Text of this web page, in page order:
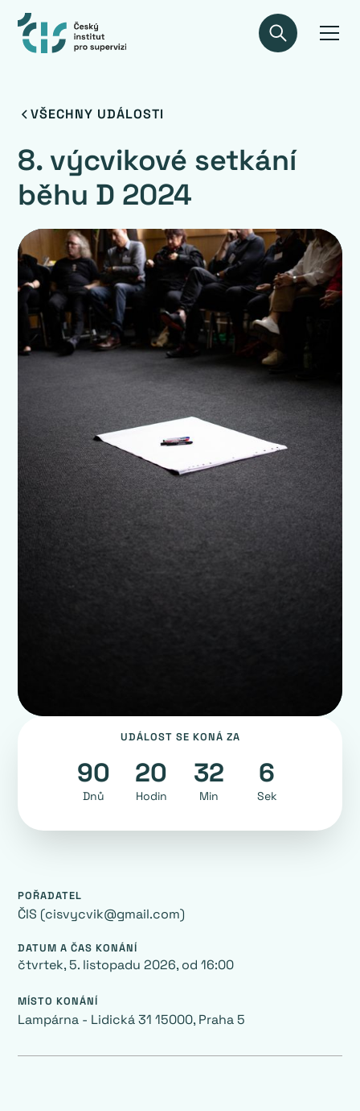
VŠECHNY UDÁLOSTI
POŘADATEL
ČIS (cisvycvik@gmail.com)
DATUM A ČAS KONÁNÍ
čtvrtek, 5. listopadu 2026, od 16:00
MÍSTO KONÁNÍ
Lampárna - Lidická 31 15000, Praha 5
8. výcvikové setkání
běhu D 2024
UDÁLOST SE KONÁ ZA
90
Dnů
20
Hodin
32
Min
5
Sek